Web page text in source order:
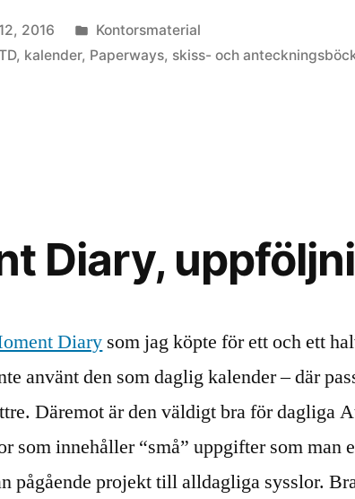
2016
Posted
in
Kontorsmaterial
, kalender, Paperways, skiss- och
Diary,
Diary som jag köpte för ett och ett
använt den som daglig kalender – där
Däremot är den väldigt bra för dagliga
som innehåller “små” uppgifter som man
pågående projekt till alldagliga sysslor.